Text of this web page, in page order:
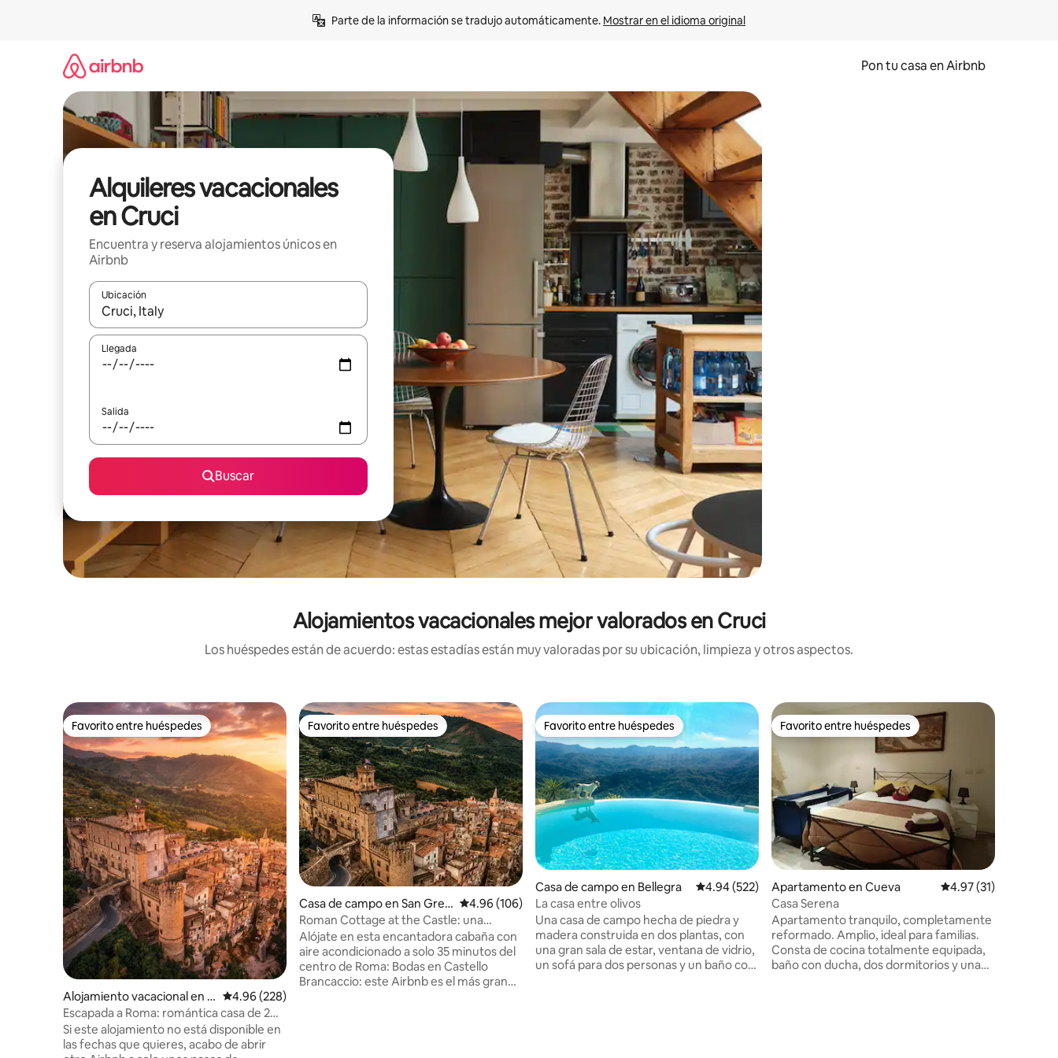
Parte de la información se tradujo automáticamente. Mostrar en el idioma original
Pon tu casa en Airbnb
Alquileres vacacionales
en Cruci
Encuentra y reserva alojamientos únicos en
Airbnb
Ubicación
Cuando los resultados estén disponibles, navega con las teclas de flecha hacia arriba y hacia abajo o explora con el tacto o desliza el dedo.
Llegada
Salida
Buscar
Alojamientos vacacionales mejor valorados en Cruci
Los huéspedes están de acuerdo: estas estadías están muy valoradas por su ubicación, limpieza y otros aspectos.
Favorito entre huéspedes
Favorito entre huéspedes
Alojamiento vacacional en S
an Gregorio da Sassola
Calificación promedio: 4.96 de 5, 228 reseñas
4.96 (228)
Escapada a Roma: romántica casa de 2
dormitorios en las murallas del castillo
Si este alojamiento no está disponible en
las fechas que quieres, acabo de abrir
Favorito entre huéspedes
Favorito entre huéspedes
Casa de campo en San Greg
orio da Sassola
Calificación promedio: 4.96 de 5, 106 reseñas
4.96 (106)
Roman Cottage at the Castle: una
acogedora escapada a la aldea
Alójate en esta encantadora cabaña con
aire acondicionado a solo 35 minutos del
centro de Roma: Bodas en Castello
Brancaccio: este Airbnb es el más grande
Favorito entre huéspedes
Favorito entre huéspedes
Casa de campo en Bellegra Calificación promedio: 4.94 de 5, 522 reseñas
4.94 (522)
La casa entre olivos
Una casa de campo hecha de piedra y
madera construida en dos plantas, con
una gran sala de estar, ventana de vidrio,
un sofá para dos personas y un baño con
Favorito entre huéspedes
Favorito entre huéspedes
Apartamento en Cueva Calificación
4.97 (31)
Casa Serena
Apartamento tranquilo, completamente
reformado. Amplio, ideal para familias.
Consta de cocina totalmente equipada,
baño con ducha, dos dormitorios y una